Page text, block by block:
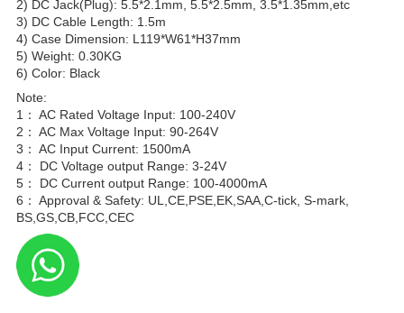
2) DC Jack(Plug): 5.5*2.1mm, 5.5*2.5mm, 3.5*1.35mm,etc
3) DC Cable Length: 1.5m
4) Case Dimension: L119*W61*H37mm
5) Weight: 0.30KG
6) Color: Black
Note:
1： AC Rated Voltage Input: 100-240V
2： AC Max Voltage Input: 90-264V
3： AC Input Current: 1500mA
4： DC Voltage output Range: 3-24V
5： DC Current output Range: 100-4000mA
6： Approval & Safety: UL,CE,PSE,EK,SAA,C-tick, S-mark,
BS,GS,CB,FCC,CEC